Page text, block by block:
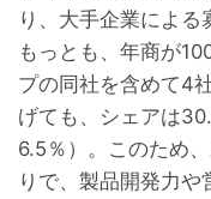
り、大手企業による
もっとも、年商が
プの同社を含めて4
げても、シェアは
6.5％）。このため
りで、製品開発力や